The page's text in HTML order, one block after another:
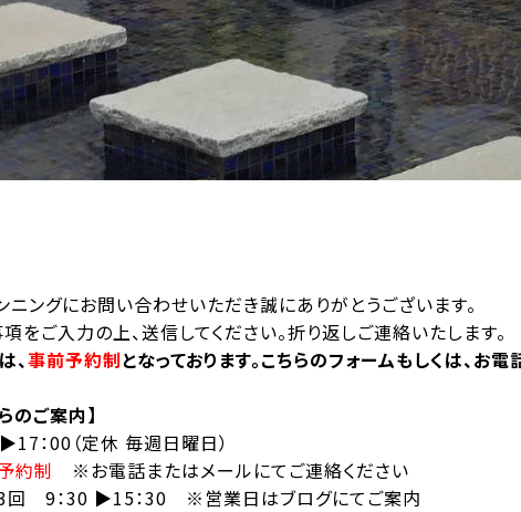
ニングにお問い合わせいただき誠にありがとうございます。
をご入力の上、送信してください。折り返しご連絡いたします。
、事前予約制となっております。こちらのフォームもしくは、お
のご案内】
：00（定休 毎週日曜日）
約制 ※お電話またはメールにてご連絡ください
回 9：30 ▶︎15：30 ※営業日はブログにてご案内